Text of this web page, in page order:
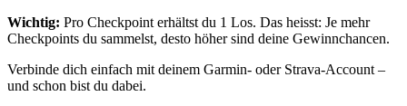
Wichtig: Pro Checkpoint erhältst du 1 Los. Das heisst: Je mehr
Checkpoints du sammelst, desto höher sind deine Gewinnchancen.
Verbinde dich einfach mit deinem Garmin- oder Strava-Account –
und schon bist du dabei.